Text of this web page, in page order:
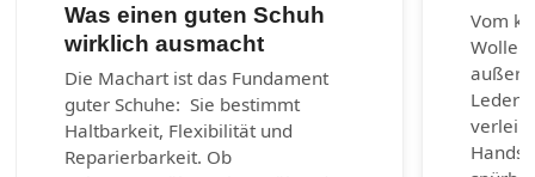
Was einen guten Schuh
wirklich ausmacht
Die Machart ist das Fundament
guter Schuhe: Sie bestimmt
Haltbarkeit, Flexibilität und
Reparierbarkeit. Ob
Vom
Wolle